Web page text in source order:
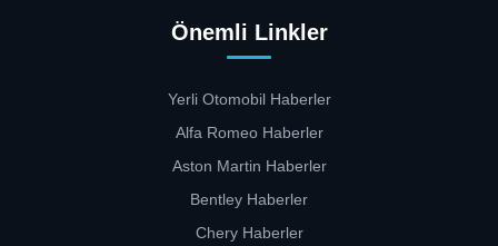
Önemli Linkler
Yerli Otomobil Haberler
Alfa Romeo Haberler
Aston Martin Haberler
Bentley Haberler
Chery Haberler